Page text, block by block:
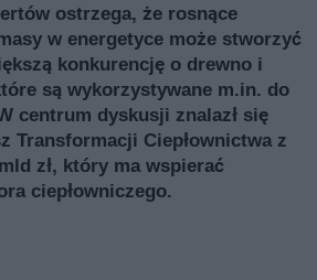
ostrzega, że rosnące
w energetyce może stworzyć
konkurencję o drewno i
są wykorzystywane m.in. do
centrum dyskusji znalazł się
Transformacji Ciepłownictwa z
zł, który ma wspierać
ciepłowniczego.